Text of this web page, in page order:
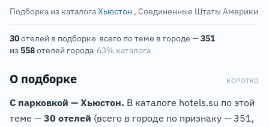
Подборка из каталогаХьюстон , Соединенные Штаты Америки
30отелей в подборке·всего по теме в городе —351·
из 558отелей города·63% каталога
О подборке КОРОТКО
С парковкой — Хьюстон. В каталоге hotels.su по этой
теме — 30 отелей (всего в городе по признаку — 351,